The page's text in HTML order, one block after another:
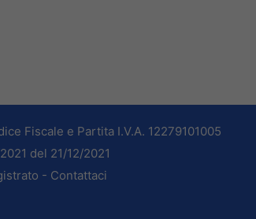
Fiscale e Partita I.V.A. 12279101005
del 21/12/2021
- Contattaci